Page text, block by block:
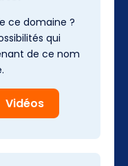
ce domaine ?
qui
de ce nom
Vidéos